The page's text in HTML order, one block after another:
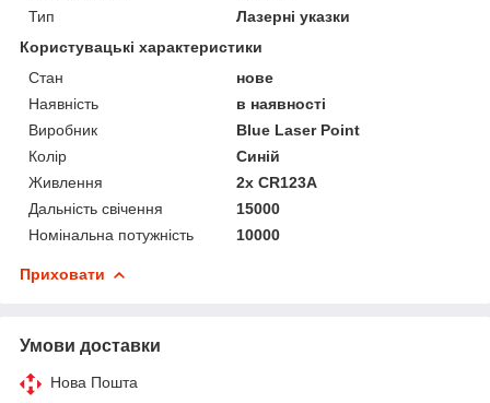
Тип
Лазерні указки
Користувацькі характеристики
Стан
нове
Наявність
в наявності
Виробник
Blue Laser Point
Колір
Синій
Живлення
2х CR123А
Дальність свічення
15000
Номінальна потужність
10000
Приховати
Умови доставки
Нова Пошта